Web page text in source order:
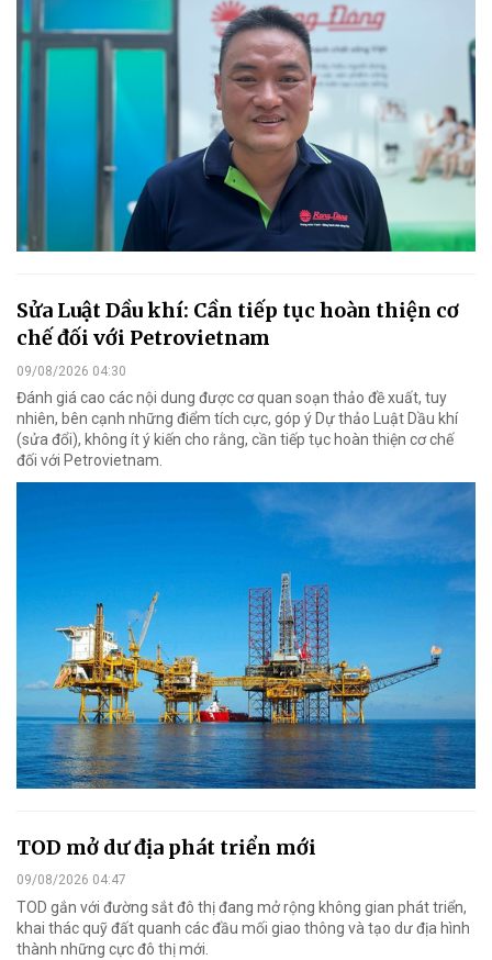
Sửa Luật Dầu khí: Cần tiếp tục hoàn thiện cơ
chế đối với Petrovietnam
09/08/2026 04:30
Đánh giá cao các nội dung được cơ quan soạn thảo đề xuất, tuy
nhiên, bên cạnh những điểm tích cực, góp ý Dự thảo Luật Dầu khí
(sửa đổi), không ít ý kiến cho rằng, cần tiếp tục hoàn thiện cơ chế
đối với Petrovietnam.
TOD mở dư địa phát triển mới
09/08/2026 04:47
TOD gắn với đường sắt đô thị đang mở rộng không gian phát triển,
khai thác quỹ đất quanh các đầu mối giao thông và tạo dư địa hình
thành những cực đô thị mới.